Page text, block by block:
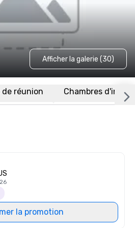
Afficher la galerie (30)
de réunion Chambres
la promotion